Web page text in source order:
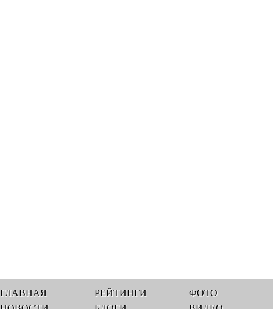
ГЛАВНАЯ
РЕЙТИНГИ
ФОТО